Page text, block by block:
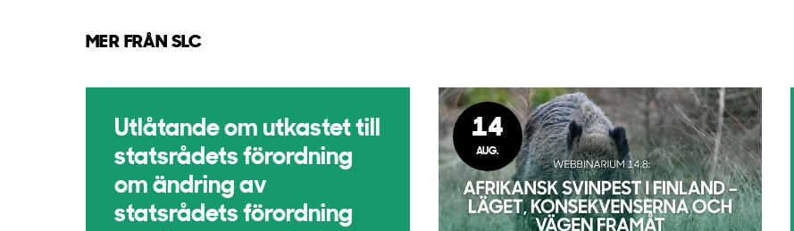
MER FRÅN SLC
Utlåtande om utkastet till
statsrådets förordning
om ändring av
statsrådets förordning
14
AUG.